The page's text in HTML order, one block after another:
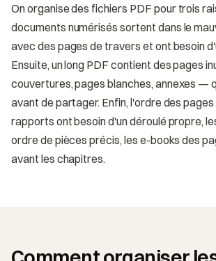
On organise des fichiers PDF pour trois
documents numérisés sortent dans le
avec des pages de travers et ont besoin
Ensuite, un long PDF contient des pages
couvertures, pages blanches, annexes —
avant de partager. Enfin, l'ordre des pages
rapports ont besoin d'un déroulé propre,
ordre de pièces précis, les e-books des
avant les chapitres.